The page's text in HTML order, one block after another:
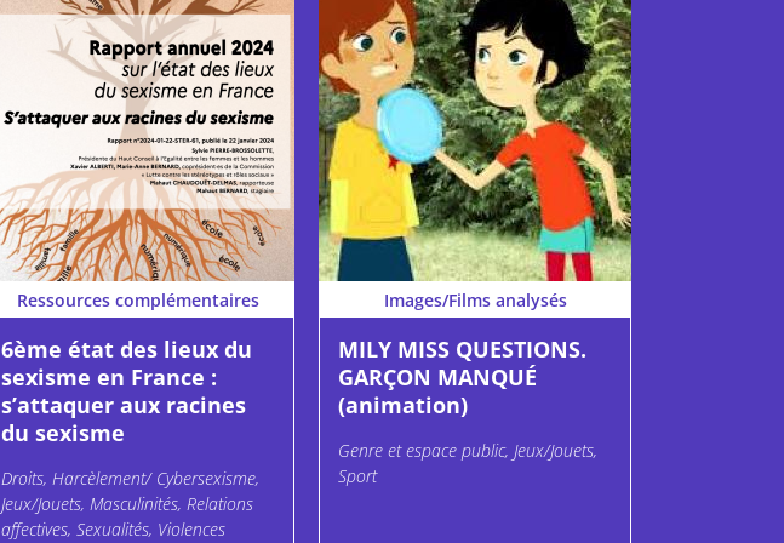
Ressources complémentaires
6ème état des lieux du
sexisme en France :
s’attaquer aux racines
du sexisme
Droits, Harcèlement/ Cybersexisme,
Jeux/Jouets, Masculinités, Relations
affectives, Sexualités, Violences
Images/Films analysés
MILY MISS QUESTIONS.
GARÇON MANQUÉ
(animation)
Genre et espace public, Jeux/Jouets,
Sport